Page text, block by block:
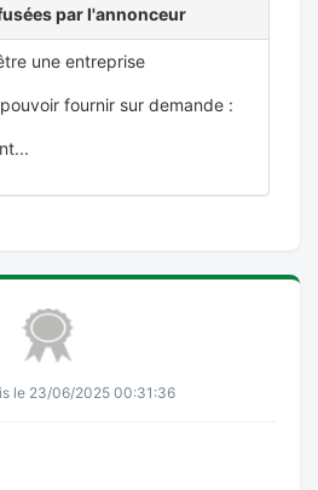
par l'annonceur
une entreprise
fournir sur demande :
le 23/06/2025 00:31:36